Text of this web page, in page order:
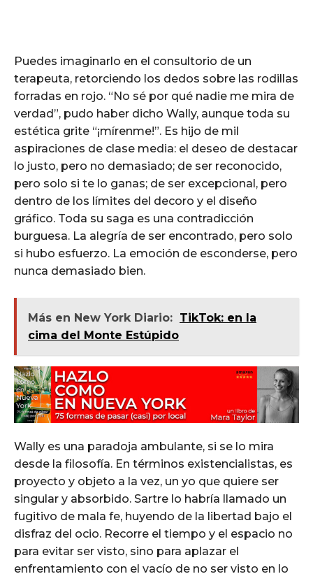
Puedes imaginarlo en el consultorio de un
terapeuta, retorciendo los dedos sobre las rodillas
forradas en rojo. “No sé por qué nadie me mira de
verdad”, pudo haber dicho Wally, aunque toda su
estética grite “¡mírenme!”. Es hijo de mil
aspiraciones de clase media: el deseo de destacar
lo justo, pero no demasiado; de ser reconocido,
pero solo si te lo ganas; de ser excepcional, pero
dentro de los límites del decoro y el diseño
gráfico. Toda su saga es una contradicción
burguesa. La alegría de ser encontrado, pero solo
si hubo esfuerzo. La emoción de esconderse, pero
nunca demasiado bien.
Más en New York Diario: TikTok: en la
cima del Monte Estúpido
Wally es una paradoja ambulante, si se lo mira
desde la filosofía. En términos existencialistas, es
proyecto y objeto a la vez, un yo que quiere ser
singular y absorbido. Sartre lo habría llamado un
fugitivo de mala fe, huyendo de la libertad bajo el
disfraz del ocio. Recorre el tiempo y el espacio no
para evitar ser visto, sino para aplazar el
enfrentamiento con el vacío de no ser visto en lo